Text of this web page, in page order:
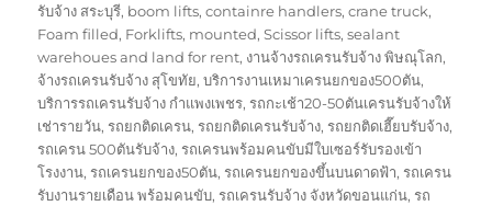
on
รับจ้าง สระบุรี, boom lifts,containre handlers,crane truck,
Foam filled, Forklifts, mounted,Scissor lifts,sealant
warehoues and land for rent, งานจ้างรถเครนรับจ้าง พิษณุโลก,
จ้างรถเครนรับจ้าง สุโขทัย,บริการงานเหมาเครนยกของ500ตัน,
บริการรถเครนรับจ้าง กำแพงเพชร,รถกะเช้า20-50ตันเครนรับจ้างให้
เช่ารายวัน,รถยกติดเครน,รถยกติดเครนรับจ้าง,รถยกติดเฮี๊ยบรับจ้าง,
รถเครน 500ตันรับจ้าง,รถเครนพร้อมคนขับมีใบเซอร์รับรองเข้า
โรงงาน,รถเครนยกของ50ตัน,รถเครนยกของขึ้นบนดาดฟ้า,รถเครน
รับงานรายเดือน พร้อมคนขับ,รถเครนรับจ้าง จังหวัดขอนแก่น,รถ